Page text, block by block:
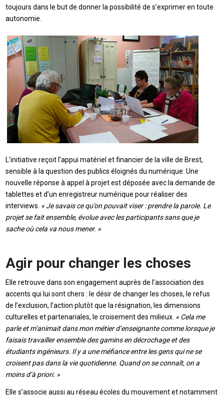
toujours dans le but de donner la possibilité de s’exprimer en toute
autonomie.
L’initiative reçoit l’appui matériel et financier de la ville de Brest,
sensible à la question des publics éloignés du numérique. Une
nouvelle réponse à appel à projet est déposée avec la demande de
tablettes et d’un enregistreur numérique pour réaliser des
interviews. « Je savais ce qu’on pouvait viser : prendre la parole. Le
projet se fait ensemble, évolue avec les participants sans que je
sache où cela va nous mener. »
Agir pour changer les choses
Elle retrouve dans son engagement auprès de l’association des
accents qui lui sont chers : le désir de changer les choses, le refus
de l’exclusion, l’action plutôt que la résignation, les dimensions
culturelles et partenariales, le croisement des milieux. « Cela me
parle et m’animait dans mon métier d’enseignante comme lorsque je
faisais travailler ensemble des gamins en décrochage et des
étudiants ingénieurs. Il y a une méfiance entre les gens qui ne se
croisent pas dans la vie quotidienne. Quand on se connaît, on a
moins d’à priori. »
Elle s’associe aussi au réseau écoles du mouvement et notamment